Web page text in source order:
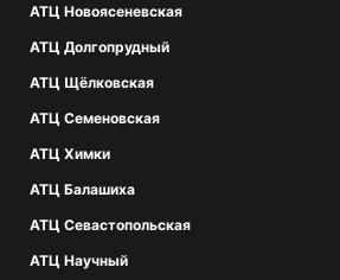
АТЦ Новоясеневская
АТЦ Долгопрудный
АТЦ Щёлковская
АТЦ Семеновская
АТЦ Химки
АТЦ Балашиха
АТЦ Севастопольская
АТЦ Научный